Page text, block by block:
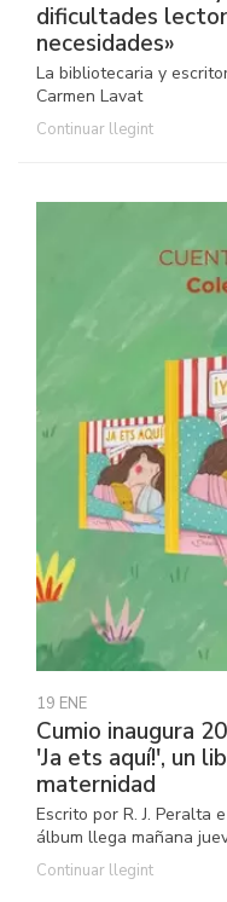
dificultades
necesidades»
La bibliotecaria y
Carmen Lavat
Continuar llegint
19 ENE
Cumio inaugura
'Ja ets aquí!', un
maternidad
Escrito por R. J. Peralta
álbum llega mañana
Continuar llegint